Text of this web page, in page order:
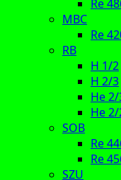
Re
MBC
Re
RB
H 1/2
H 2/3
He
He
SOB
Re
Re
SZU